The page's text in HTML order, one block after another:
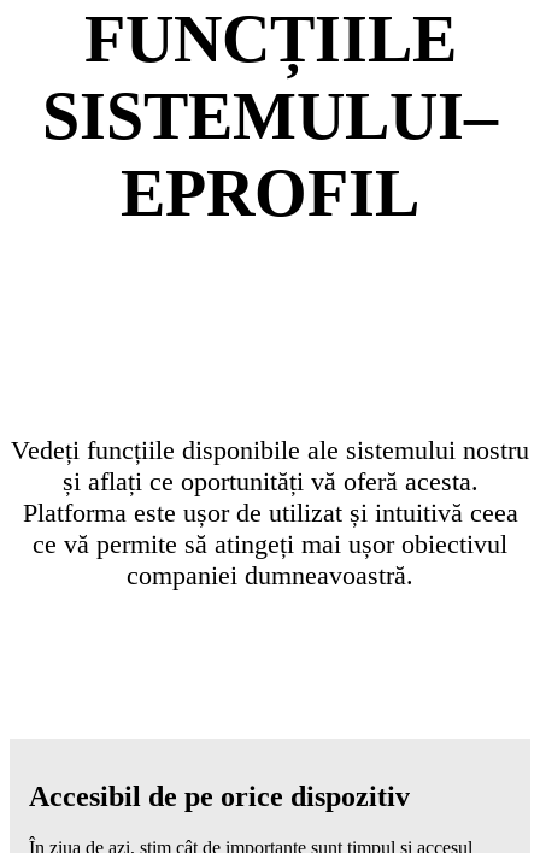
FUNCȚIILE
SISTEMULUI–
EPROFIL
Vedeți funcțiile disponibile ale sistemului nostru
și aflați ce oportunități vă oferă acesta.
Platforma este ușor de utilizat și intuitivă ceea
ce vă permite să atingeți mai ușor obiectivul
companiei dumneavoastră.
Accesibil de pe orice dispozitiv
În ziua de azi, știm cât de importante sunt timpul și accesul